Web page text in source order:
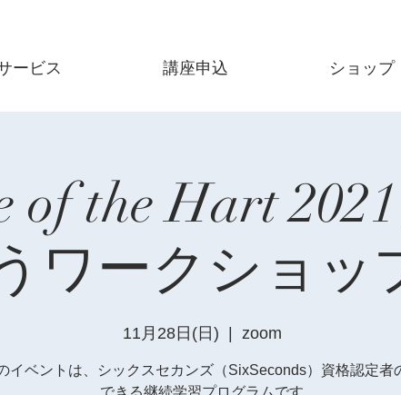
ービス 講座申込 ショップ
of the Hart
ワークショッ
11月28日(日)
  |
zoom
イベントは、シックスセカンズ（SixSeconds）資格認定者
できる継続学習プログラムです